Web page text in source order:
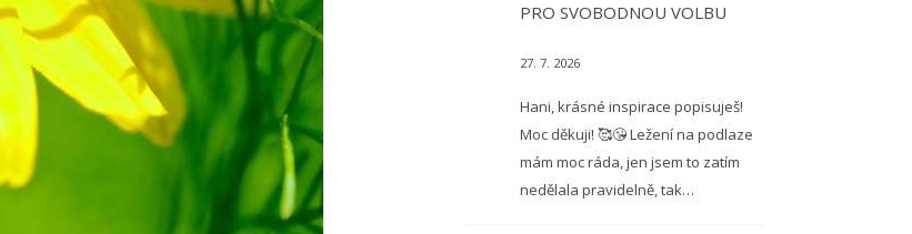
PRO SVOBODNOU VOLBU
27. 7. 2026
Hani, krásné inspirace popisuješ!
Moc děkuji! 🥰😘 Ležení na podlaze
mám moc ráda, jen jsem to zatím
nedělala pravidelně, tak…